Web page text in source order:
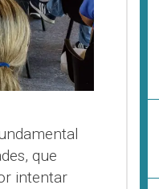
que
intentar